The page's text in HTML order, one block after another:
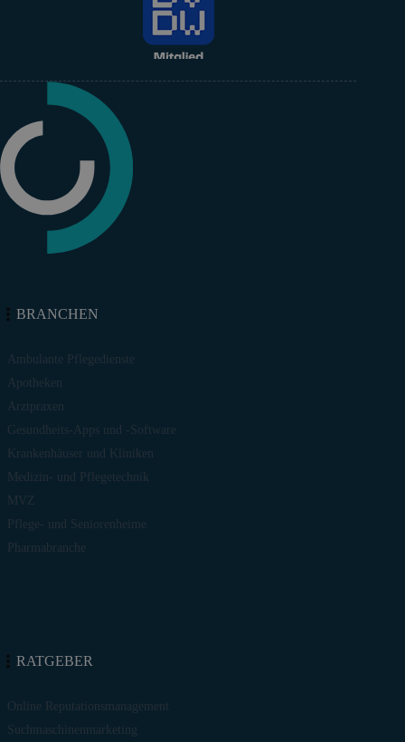
BRANCHEN
Ambulante Pflegedienste
Apotheken
Arztpraxen
Gesundheits-Apps und -Software
Krankenhäuser und Kliniken
Medizin- und Pflegetechnik
MVZ
Pflege- und Seniorenheime
Pharmabranche
RATGEBER
Online Reputationsmanagement
Suchmaschinenmarketing